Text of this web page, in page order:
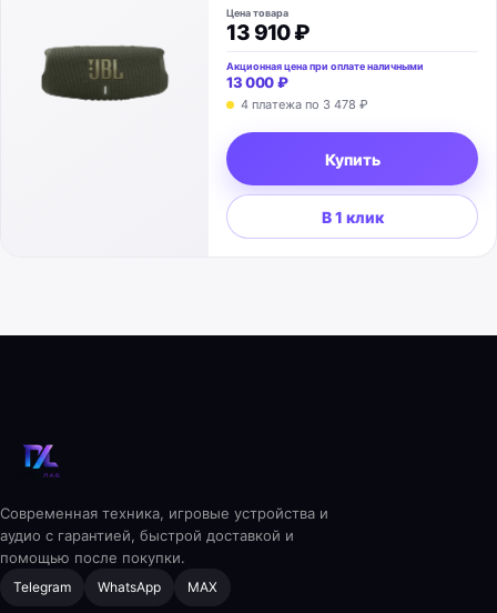
Цена товара
13 910 ₽
Акционная цена при оплате наличными
13 000 ₽
4 платежа по 3 478 ₽
Купить
В 1 клик
Современная техника, игровые устройства и
аудио с гарантией, быстрой доставкой и
помощью после покупки.
Telegram WhatsApp MAX